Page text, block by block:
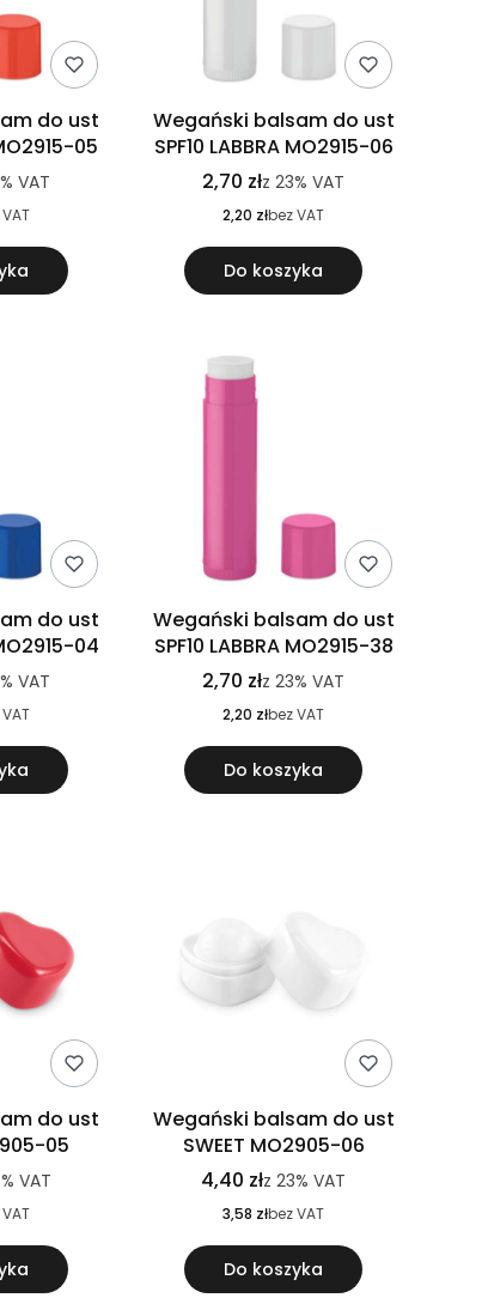
do ust
05
VAT
Wegański balsam do ust
SPF10 LABBRA MO2915-06
2,70 złz23% VAT
2,20 złbez VAT
Do koszyka
do ust
04
VAT
Wegański balsam do ust
SPF10 LABBRA MO2915-38
2,70 złz23% VAT
2,20 złbez VAT
Do koszyka
do ust
05
VAT
Wegański balsam do ust
SWEET MO2905-06
4,40 złz23% VAT
3,58 złbez VAT
Do koszyka